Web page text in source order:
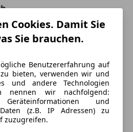
Euro 5
209 g/km (komb.)
Cookies. Damit Sie
Sie brauchen.
Benutzererfahrung auf
bieten, verwenden wir und
und andere Technologien
nennen wir nachfolgend:
und
(z.B. IP Adressen) zu
zuzugreifen.